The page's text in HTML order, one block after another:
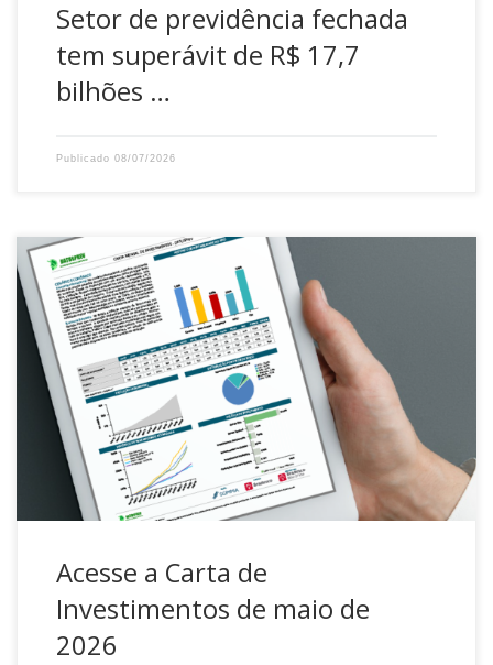
Setor de previdência fechada
tem superávit de R$ 17,7
bilhões …
Publicado 08/07/2026
A DATUSPREV publica mensalmente no site a Carta de
Investimentos para acompanhamento do retorno do seu
Plano de Benefícios. No documento é possível consultar o
histórico de rentabilidade, comparativo com indicadores,
distribuição por segmento e evolução patrimonial. Além de
comentários sobre o cenário econômico brasileiro e
internacional. Para acessar, no […]
Acesse a Carta de
Investimentos de maio de
2026